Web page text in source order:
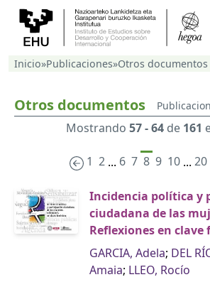
Inicio»Publicaciones»Otros documentos
Otros documentos
Mostrando 57 - 64 de 161
1 2 ... 6 7 8 9 10 ... 20
Incidencia política y
ciudadana de las
Reflexiones en
GARCIA, Adela; DEL
Amaia; LLEO, Rocío